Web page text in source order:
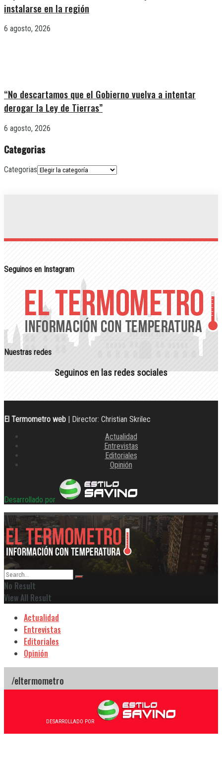
instalarse en la región
6 agosto, 2026
“No descartamos que el Gobierno vuelva a intentar
derogar la Ley de Tierras”
6 agosto, 2026
Categorias
Categorias
Seguinos en Instagram
Nuestras redes
Seguinos en las redes sociales
El Termometro web | Director: Christian Skrilec
Actualidad
Entrevistas
Editoriales
Opinión
Desarrollado por
No Result
View All Result
Actualidad
Entrevistas
Editoriales
Opinión
DESARROLLADO POR